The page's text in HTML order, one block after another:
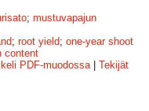
; mustuvapajun
; root yield; one-year shoot
content
PDF-muodossa| Tekijät